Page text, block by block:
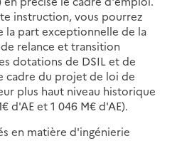
instruction, vous pourrez
la part exceptionnelle de la
relance et transition
dotations de DSIL et de
cadre du projet de loi de
plus haut niveau historique
d'AE et 1 046 M€ d'AE).
en matière d'ingénierie